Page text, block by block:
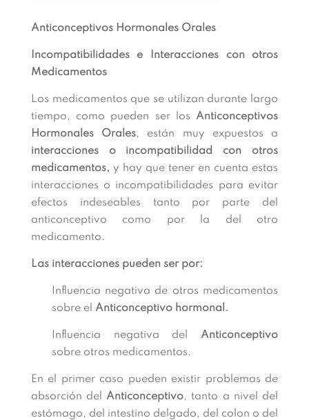
Anticonceptivos Hormonales Orales
Incompatibilidades e Interacciones con otros
Medicamentos
Los medicamentos que se utilizan durante largo
tiempo, como pueden ser losAnticonceptivos
Hormonales Orales, están muy expuestos a
interacciones o incompatibilidad con otros
medicamentos, y hay que tener en cuenta estas
interacciones o incompatibilidades para evitar
efectos indeseables tanto por parte del
anticonceptivo como por la del otro
medicamento.
Las interacciones pueden ser por:
Influencia negativa de otros medicamentos
sobre el Anticonceptivo hormonal.
Influencia negativa del
Anticonceptivo
sobre otros medicamentos.
En el primer caso pueden existir problemas de
absorción del
Anticonceptivo, tanto a nivel del
estómago, del intestino delgado, del colon o del